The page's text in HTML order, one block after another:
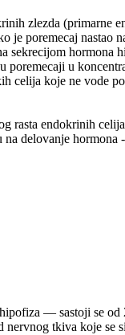
zlezda
poremecaj
sekrecijom
poremecaji u
celija koje ne vode
rasta endokrinih
delovanje
— sastoji se
tkiva koje se